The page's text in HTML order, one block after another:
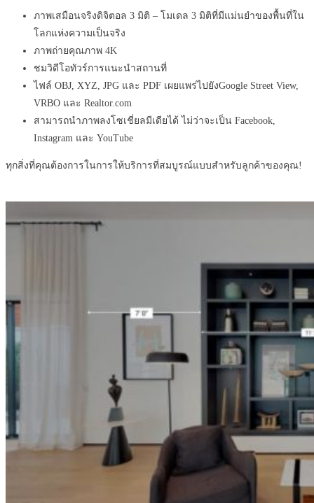
ภาพเสมือนจริงดิจิตอล 3 มิติ – โมเดล 3 มิติที่มีแม่นยำของพื้นที่ใน
โลกแห่งความเป็นจริง
ภาพถ่ายคุณภาพ 4K
ชมวิดีโอทัวร์การแนะนำสถานที่
ไฟล์ OBJ, XYZ, JPG และ PDF เผยแพร่ไปยังGoogle Street View,
VRBO และ Realtor.com
สามารถนำภาพลงโซเชี่ยลมีเดียได้ ไม่ว่าจะเป็น Facebook,
Instagram และ YouTube
ทุกสิ่งที่คุณต้องการในการให้บริการที่สมบูรณ์แบบสำหรับลูกค้าของคุณ!